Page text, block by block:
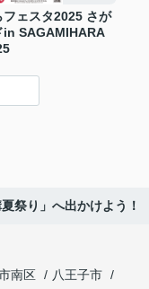
フェスタ2025 さが
in SAGAMIHARA
祭り」へ出かけよう！
南区
八王子市